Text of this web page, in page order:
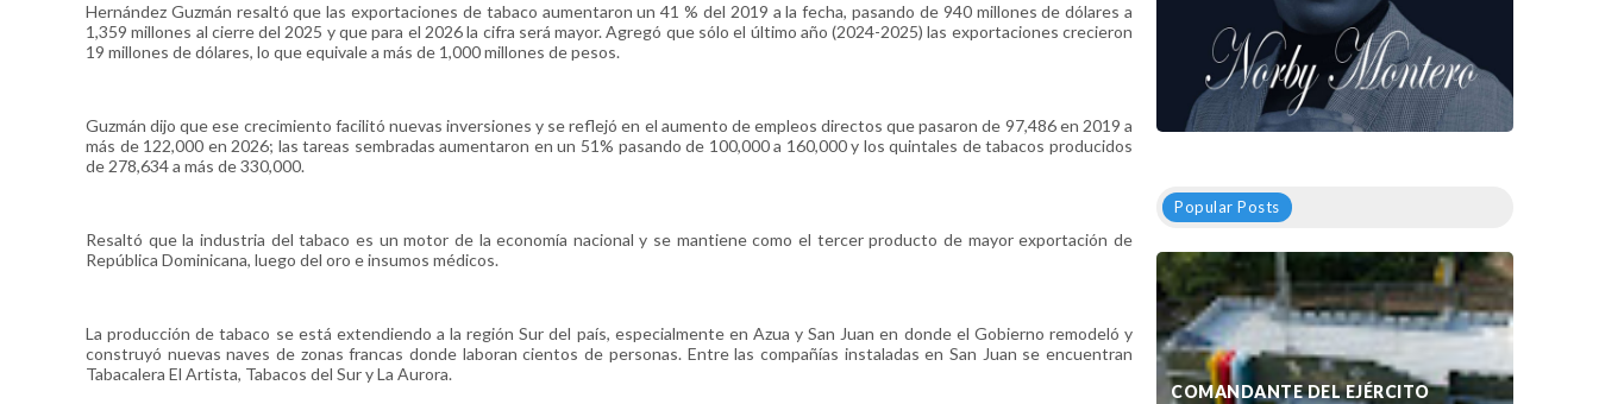
Hernández Guzmán resaltó que las exportaciones de tabaco aumentaron un 41 % del 2019 a la fecha, pasando de 940 millones de dólares a
1,359 millones al cierre del 2025 y que para el 2026 la cifra será mayor. Agregó que sólo el último año (2024-2025) las exportaciones crecieron
19 millones de dólares, lo que equivale a más de 1,000 millones de pesos.
Guzmán dijo que ese crecimiento facilitó nuevas inversiones y se reflejó en el aumento de empleos directos que pasaron de 97,486 en 2019 a
más de 122,000 en 2026; las tareas sembradas aumentaron en un 51% pasando de 100,000 a 160,000 y los quintales de tabacos producidos
de 278,634 a más de 330,000.
Resaltó que la industria del tabaco es un motor de la economía nacional y se mantiene como el tercer producto de mayor exportación de
República Dominicana, luego del oro e insumos médicos.
La producción de tabaco se está extendiendo a la región Sur del país, especialmente en Azua y San Juan en donde el Gobierno remodeló y
construyó nuevas naves de zonas francas donde laboran cientos de personas. Entre las compañías instaladas en San Juan se encuentran
Tabacalera El Artista, Tabacos del Sur y La Aurora.
Popular Posts
COMANDANTE DEL EJÉRCITO